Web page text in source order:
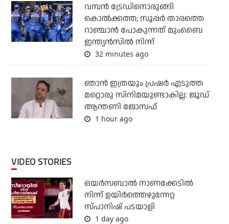
വമ്പന്‍ ട്രേഡിനൊരുങ്ങി
കൊല്‍ക്കത്ത; സൂപ്പര്‍ താരത്തെ
റാഞ്ചാന്‍ പോകുന്നത് മുംബൈ
ഇന്ത്യന്‍സില്‍ നിന്ന്
32 minutes ago
ഞാന്‍ ഇത്രയും പ്രഷര്‍ എടുത്ത
മറ്റൊരു സിനിമയുണ്ടാകില്ല: ജൂഡ്
ആന്തണി ജോസഫ്
1 hour ago
VIDEO STORIES
ഒയര്‍സബാൽ നാണക്കേടിൽ
നിന്ന് ഉയിർത്തെഴുന്നേറ്റ
സ്പാനിഷ് പടയാളി
1 day ago